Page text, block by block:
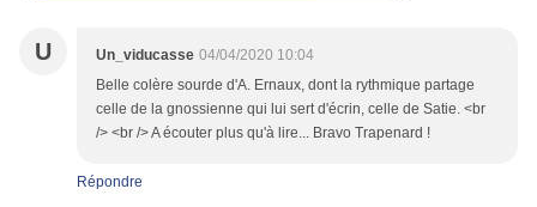
U Un_viducasse 04/04/2020 10:04
Belle colère sourde d'A. Ernaux, dont la rythmique partage
celle de la gnossienne qui lui sert d'écrin, celle de Satie. <br
/> <br /> A écouter plus qu'à lire... Bravo Trapenard !
Répondre